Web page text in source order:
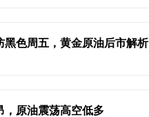
色周五，黄金原油后市解析
，原油震荡高空低多